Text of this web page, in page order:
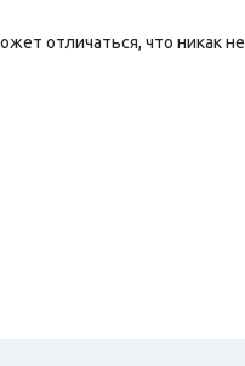
отличаться, что никак не